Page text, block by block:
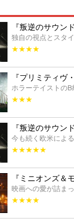
『叛逆のサウン
独自の視点とスタ
★★★★
『プリミティヴ
ホラーテイストのB
★★★
『叛逆のサウン
今も続く欧米によ
★★★★★
『ミニオンズ＆
映画への愛が詰ま
★★★★